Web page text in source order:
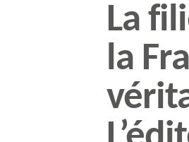
La
la